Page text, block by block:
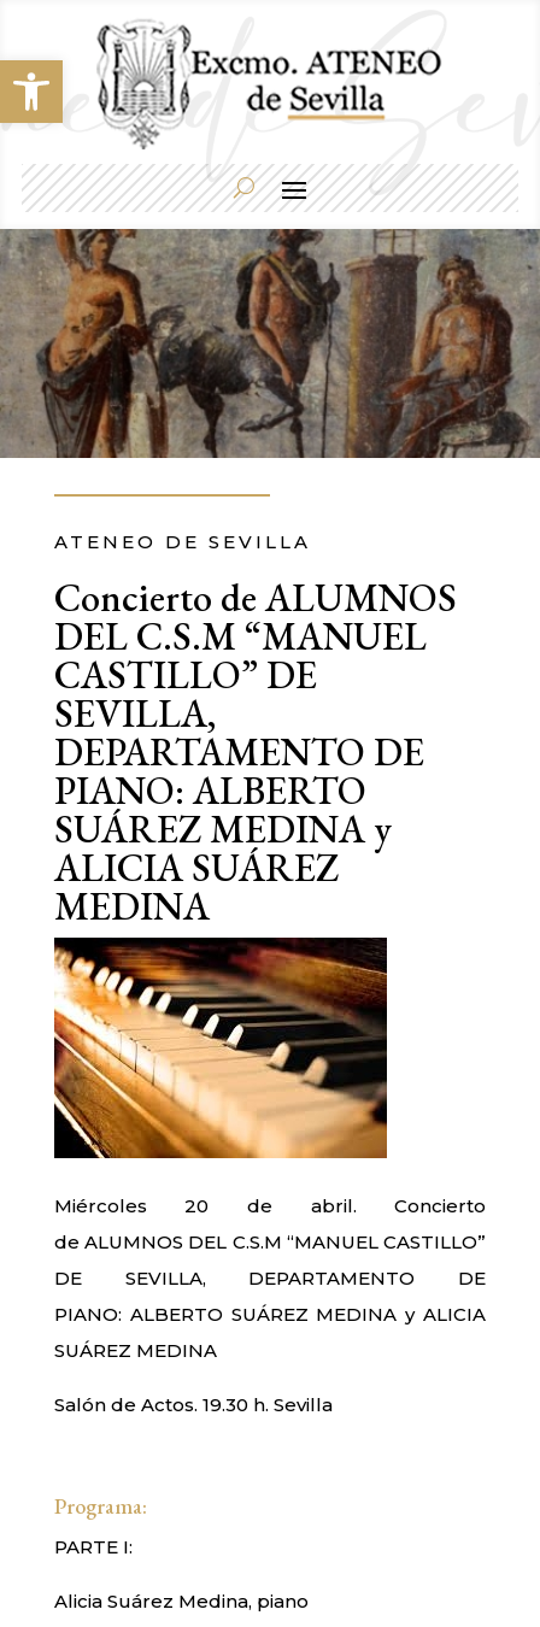
Abrir barra de herramientas
ATENEO DE SEVILLA
Concierto de ALUMNOS
DEL C.S.M “MANUEL
CASTILLO” DE
SEVILLA,
DEPARTAMENTO DE
PIANO: ALBERTO
SUÁREZ MEDINA y
ALICIA SUÁREZ
MEDINA
Miércoles 20 de abril. Concierto
de ALUMNOS DEL C.S.M “MANUEL CASTILLO”
DE SEVILLA, DEPARTAMENTO DE
PIANO: ALBERTO SUÁREZ MEDINA y ALICIA
SUÁREZ MEDINA
Salón de Actos. 19.30 h. Sevilla
Programa:
PARTE I:
Alicia Suárez Medina, piano